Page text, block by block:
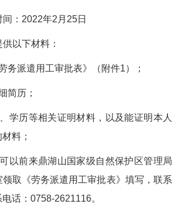
：2022年2月25日
以下材料：
务派遣用工审批表》（附件1）；
简历；
学历等相关证明材料，以及能证明本人
料；
可以前来鼎湖山国家级自然保护区管理局
领取《劳务派遣用工审批表》填写，联系
话：0758-2621116。